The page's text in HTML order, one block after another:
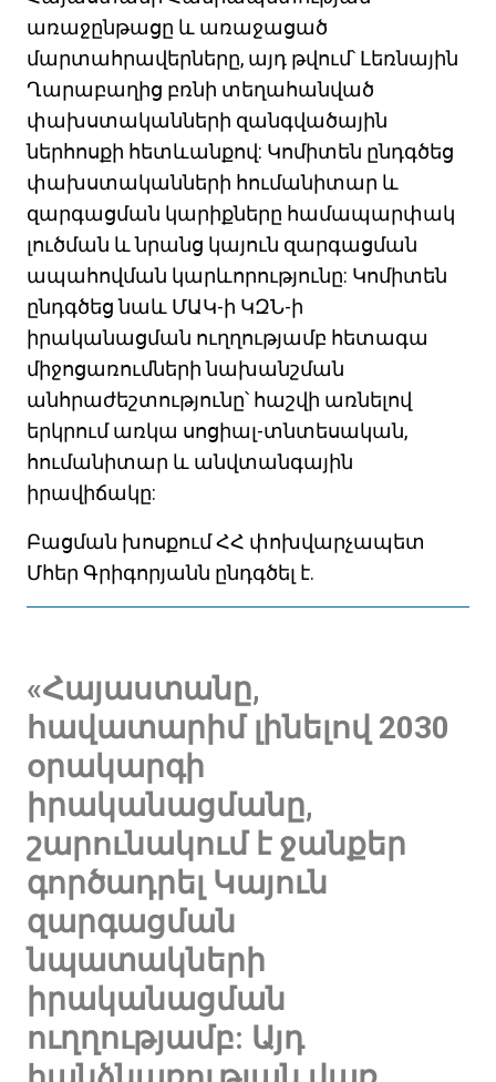
առաջընթացը և առաջացած
մարտահրավերները, այդ թվում՝ Լեռնային
Ղարաբաղից բռնի տեղահանված
փախստականների զանգվածային
ներհոսքի հետևանքով: Կոմիտեն ընդգծեց
փախստականների հումանիտար և
զարգացման կարիքները համապարփակ
լուծման և նրանց կայուն զարգացման
ապահովման կարևորությունը: Կոմիտեն
ընդգծեց նաև ՄԱԿ-ի ԿԶՆ-ի
իրականացման ուղղությամբ հետագա
միջոցառումների նախանշման
անհրաժեշտությունը՝ հաշվի առնելով
երկրում առկա սոցիալ-տնտեսական,
հումանիտար և անվտանգային
իրավիճակը:
Բացման խոսքում ՀՀ փոխվարչապետ
Մհեր Գրիգորյանն ընդգծել է.
«Հայաստանը,
հավատարիմ լինելով 2030
օրակարգի
իրականացմանը,
շարունակում է ջանքեր
գործադրել Կայուն
զարգացման
նպատակների
իրականացման
ուղղությամբ: Այդ